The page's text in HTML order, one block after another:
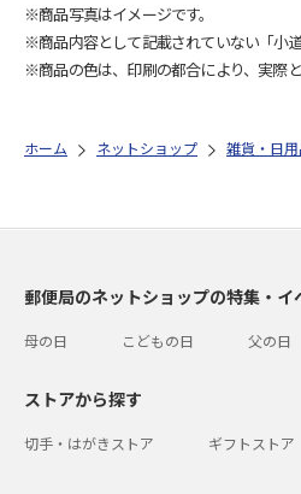
※商品写真はイメージです。
※商品内容として記載されていない「小
※商品の色は、印刷の都合により、実際
ホーム ネットショップ 雑貨・日
郵便局のネットショップの特集・イ
母の日 こどもの日 父の日
ストアから探す
切手・はがきストア ギフトストア